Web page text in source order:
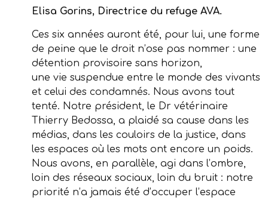
Elisa Gorins, Directrice du refuge AVA.
Ces six années auront été, pour lui, une forme
de peine que le droit n’ose pas nommer : une
détention provisoire sans horizon,
une vie suspendue entre le monde des vivants
et celui des condamnés. Nous avons tout
tenté. Notre président, le Dr vétérinaire
Thierry Bedossa, a plaidé sa cause dans les
médias, dans les couloirs de la justice, dans
les espaces où les mots ont encore un poids.
Nous avons, en parallèle, agi dans l’ombre,
loin des réseaux sociaux, loin du bruit : notre
priorité n’a jamais été d’occuper l’espace